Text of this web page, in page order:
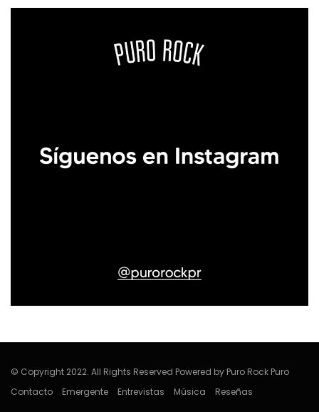
© Copyright 2022. All Rights Reserved Powered by Puro Rock Puro
Contacto
Emergente Entrevistas Música Reseñas